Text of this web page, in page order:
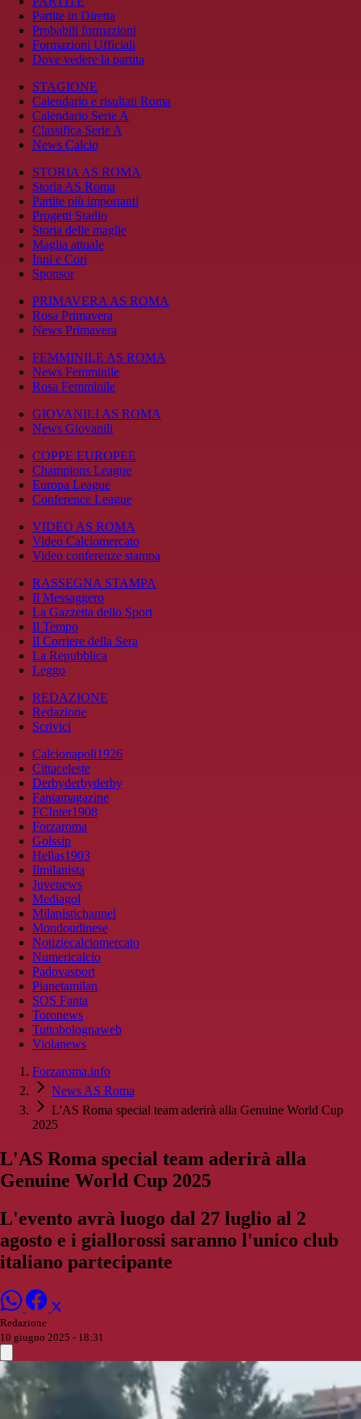
Partite in Diretta
Probabili formazioni
Formazioni Ufficiali
Dove vedere la partita
STAGIONE
Calendario e risultati Roma
Calendario Serie A
Classifica Serie A
News Calcio
STORIA AS ROMA
Storia AS Roma
Partite più importanti
Progetti Stadio
Storia delle maglie
Maglia attuale
Inni e Cori
Sponsor
PRIMAVERA AS ROMA
Rosa Primavera
News Primavera
FEMMINILE AS ROMA
News Femminile
Rosa Femminile
GIOVANILI AS ROMA
News Giovanili
COPPE EUROPEE
Champions League
Europa League
Conference League
VIDEO AS ROMA
Video Calciomercato
Video conferenze stampa
RASSEGNA STAMPA
Il Messaggero
La Gazzetta dello Sport
Il Tempo
Il Corriere della Sera
La Repubblica
Leggo
REDAZIONE
Redazione
Scrivici
Calcionapoli1926
Cittaceleste
Derbyderbyderby
Fantamagazine
FCInter1908
Forzaroma
Golssip
Hellas1903
Ilmilanista
Juvenews
Mediagol
Milanistichannel
Mondoudinese
Notiziecalciomercato
Numericalcio
Padovasport
Pianetamilan
SOS Fanta
Toronews
Tuttobolognaweb
Violanews
Forzaroma.info
News AS Roma
L'AS Roma special team aderirà alla Genuine World Cup
2025
L'AS Roma special team aderirà alla
Genuine World Cup 2025
L'evento avrà luogo dal 27 luglio al 2
agosto e i giallorossi saranno l'unico club
italiano partecipante
Redazione
10 giugno 2025 - 18:31